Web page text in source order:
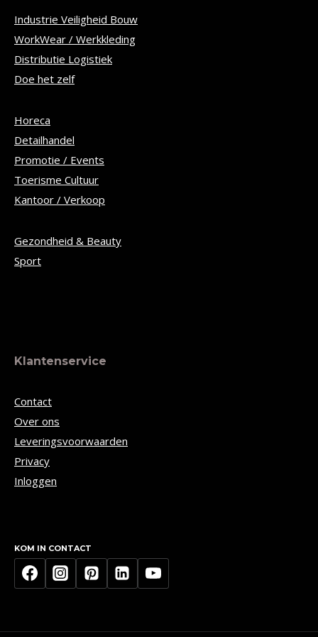
Industrie Veiligheid Bouw
WorkWear / Werkkleding
Distributie Logistiek
Doe het zelf
Horeca
Detailhandel
Promotie / Events
Toerisme Cultuur
Kantoor / Verkoop
Gezondheid & Beauty
Sport
Klantenservice
Contact
Over ons
Leveringsvoorwaarden
Privacy
Inloggen
KOM IN CONTACT